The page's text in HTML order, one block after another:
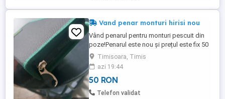
Vand penar monturi hirisi nou
Vând penarul pentru monturi pescuit din
poze!Penarul este nou și prețul este fix 50
lei! Timisoara, Timis
azi 19:44
50 RON
Telefon validat